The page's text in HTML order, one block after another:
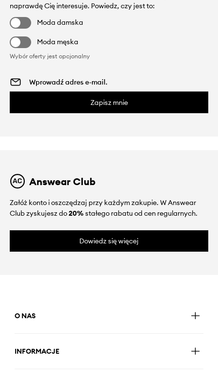
naprawdę Cię interesuje. Powiedz, czy jest to:
Moda damska
Moda męska
Wybór oferty jest opcjonalny
Zapisz mnie
Answear Club
Załóż konto i oszczędzaj przy każdym zakupie. W Answear
Club zyskujesz do20%stałego rabatu od cen regularnych.
Dowiedz się więcej
O NAS
INFORMACJE